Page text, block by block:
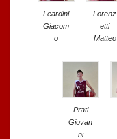
Leardini
Giacom
o
Lorenz
etti
Matteo
Prati
Giovan
ni